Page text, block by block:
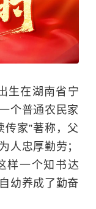
生在湖南省宁
个普通农民家
传家”著称，父
人忠厚勤劳；
样一个知书达
幼养成了勤奋